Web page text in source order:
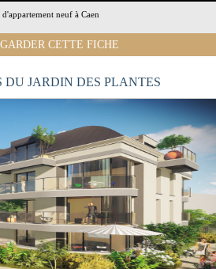
neuf à Caen
CETTE FICHE
JARDIN DES PLANTES